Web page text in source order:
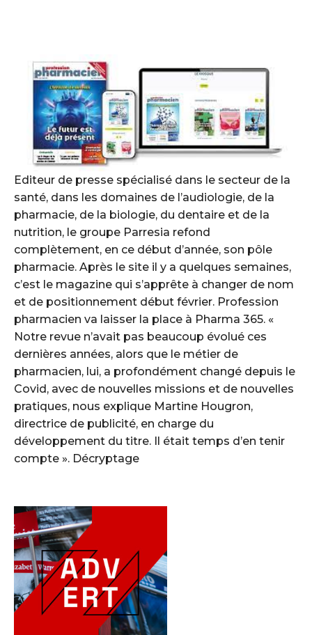
Editeur de presse spécialisé dans le secteur de la
santé, dans les domaines de l’audiologie, de la
pharmacie, de la biologie, du dentaire et de la
nutrition, le groupe Parresia refond
complètement, en ce début d’année, son pôle
pharmacie. Après le site il y a quelques semaines,
c’est le magazine qui s’apprête à changer de nom
et de positionnement début février. Profession
pharmacien va laisser la place à Pharma 365. «
Notre revue n’avait pas beaucoup évolué ces
dernières années, alors que le métier de
pharmacien, lui, a profondément changé depuis le
Covid, avec de nouvelles missions et de nouvelles
pratiques, nous explique Martine Hougron,
directrice de publicité, en charge du
développement du titre. Il était temps d’en tenir
compte ». Décryptage